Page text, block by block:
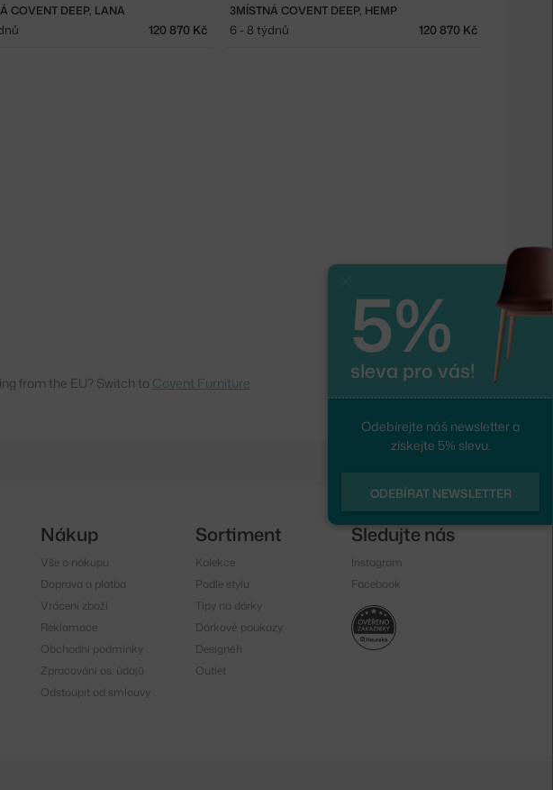
COVENT DEEP, LANA
120 870 Kč
3MÍSTNÁ COVENT DEEP, HEMP
6 - 8 týdnů 120 870 Kč
from the EU? Switch to Covent Furniture
5%
sleva pro vás!
Odebírejte náš newsletter a
získejte 5% slevu.
ODEBÍRAT NEWSLETTER
Nákup
Vše o nákupu
Doprava a platba
Vrácení zboží
Reklamace
Obchodní podmínky
Zpracování os. údajů
Odstoupit od smlouvy
Sortiment
Kolekce
Podle stylu
Tipy na dárky
Dárkové poukazy
Designéři
Outlet
Sledujte nás
Instagram
Facebook